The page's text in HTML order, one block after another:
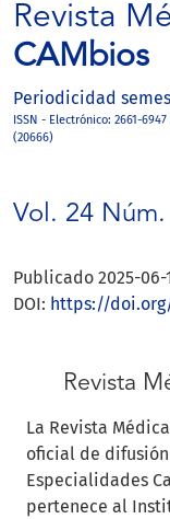
Revista
CAMbios
Periodicidad
ISSN - Electrónico: 2661-6947
(20666)
Vol. 24 Núm.
Publicado 2025-06-
DOI: https://
Revista
La Revista
oficial de
Especialidades
pertenece al